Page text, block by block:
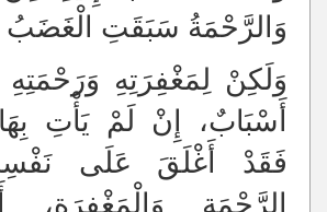
وَالرَّحْمَةُ سَبَقَتِ الْغَضَبُ
وَلَكِنْ لِمَغْفِرَتِهِ وَرَحْمَتِهِ
أَسْبَابٌ، إِنْ لَمْ يَأْتِ بِهَا
فَقَدْ أَغْلَقَ عَلَى
الرَّحْمَةِ وَالْمَغْفِرَةِ،